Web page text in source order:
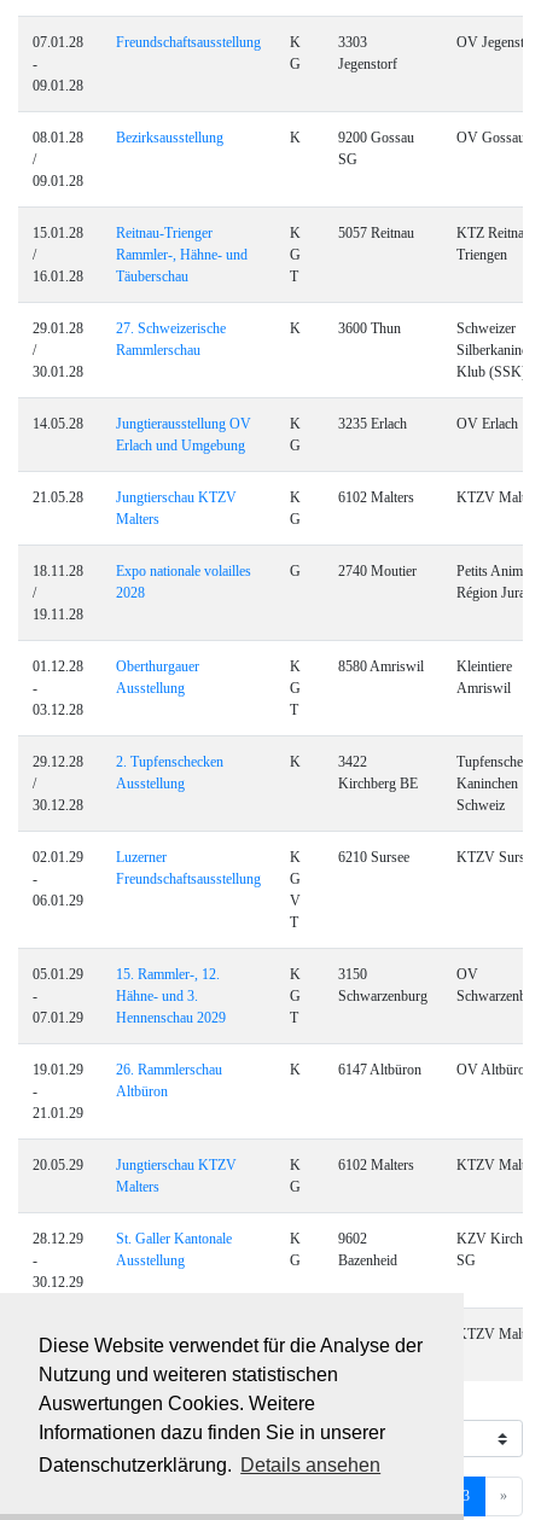
Diese Website verwendet für die Analyse der
Nutzung und weiteren statistischen
Auswertungen Cookies. Weitere
Informationen dazu finden Sie in unserer
Datenschutzerklärung. Details ansehen
07.01.28
-
09.01.28
Freundschaftsausstellung
K
G
3303
Jegenstorf
OV Jegenstorf
08.01.28
/
09.01.28
Bezirksausstellung K
9200 Gossau
SG
OV Gossau
15.01.28
/
16.01.28
Reitnau-Trienger
Rammler-, Hähne- und
Täuberschau
K
G
T
5057 Reitnau
KTZ Reitnau-
Triengen
29.01.28
/
30.01.28
27. Schweizerische
Rammlerschau
K 3600 Thun
Schweizer
Klub (SSK)
14.05.28
Jungtierausstellung OV
Erlach und Umgebung
K
G
3235 Erlach OV Erlach
21.05.28
Jungtierschau KTZV
Malters
K
G
6102 Malters KTZV Malters
18.11.28
/
19.11.28
Expo nationale volailles
2028
G 2740 Moutier
Petits
Région Jura
01.12.28
-
03.12.28
Oberthurgauer
Ausstellung
K
G
T
8580 Amriswil
Kleintiere
Amriswil
29.12.28
/
30.12.28
2. Tupfenschecken
Ausstellung
K
3422
Kirchberg BE
Kaninchen
Schweiz
02.01.29
-
06.01.29
Luzerner
Freundschaftsausstellung
K
G
V
T
6210 Sursee KTZV Sursee
05.01.29
-
07.01.29
15. Rammler-, 12.
Hähne- und 3.
Hennenschau 2029
K
G
T
3150
Schwarzenburg
OV
19.01.29
-
21.01.29
26. Rammlerschau
Altbüron
K 6147 Altbüron OV Altbüron
20.05.29
Jungtierschau KTZV
Malters
K
G
6102 Malters KTZV Malters
28.12.29
-
30.12.29
St. Galler Kantonale
Ausstellung
K
G
9602
Bazenheid
KZV
SG
19.05.30
Jungtierschau KTZV
Malters
K
G
6102 Malters KTZV Malters
75 Resultate
3 »Next